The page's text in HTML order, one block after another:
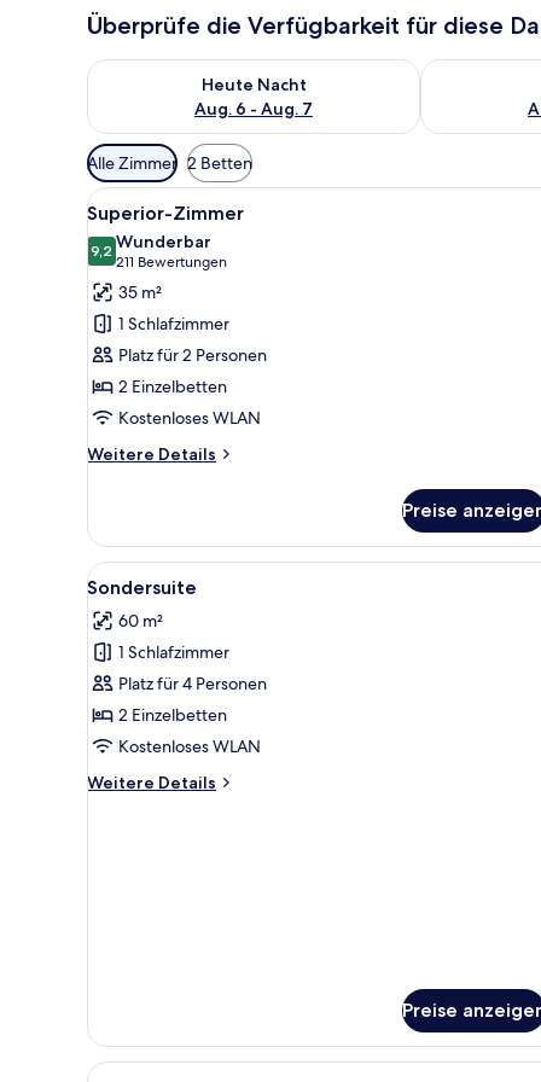
Überprüfe die Verfügbarkeit für diese
Heute Nacht
Aug. 6 - Aug. 7
Überprüfe die Verfügbarkeit für heute Nacht, Aug. 6
Überprüfe
Verfügbare
Filter
für
Zimmer
Alle Zimmer 2 Betten
Alle
Fotos
für
Superior-
Zimmer
anzeigen
Ein Hotelzimmer mit einem
13
Superior-Zimmer
9,29,2 von 10
Wunderbar
211 Bewertungen
(211
Bewertungen)
35 m²
1 Schlafzimmer
Platz für 2 Personen
2 Einzelbetten
Kostenloses WLAN
Weitere Details
Weitere
Zimmer
Preise
Alle
Fotos
für
Sondersuite
anzeigen
Ein Hotelzimmer mit Balkon,
16
Sondersuite
60 m²
1 Schlafzimmer
Platz für 4 Personen
2 Einzelbetten
Kostenloses WLAN
Weitere Details
Weitere
Preise